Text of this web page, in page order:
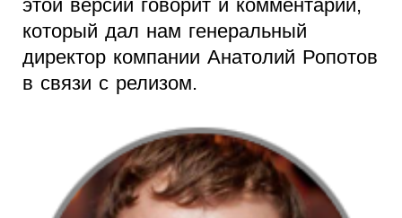
этой версии говорит и комментарий,
который дал нам генеральный
директор компании Анатолий Ропотов
в связи с релизом.